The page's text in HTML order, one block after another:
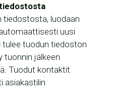
tiedostosta, luodaan
uusi
tulee tuodun tiedoston
tuonnin jälkeen
Tuodut kontaktit
asiakastilin